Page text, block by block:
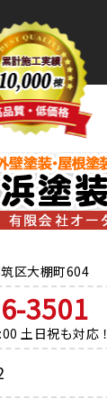
区大棚町604
3501
土日祝も対応！